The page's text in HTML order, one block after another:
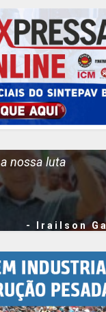
nossa luta
- Irailson